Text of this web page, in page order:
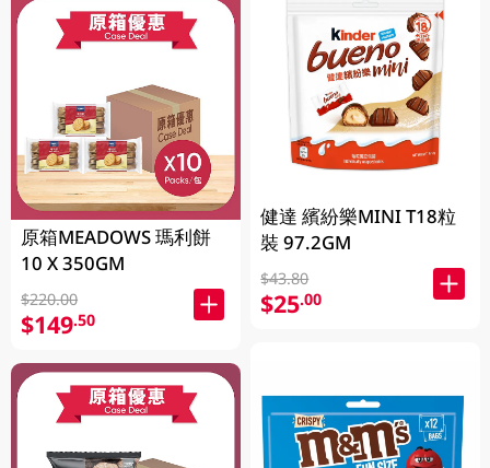
原箱MEADOWS 瑪利餅
10 X 350GM
$220.00
$149.50
健達 繽紛樂MINI T18粒
裝 97.2GM
$43.80
$25.00